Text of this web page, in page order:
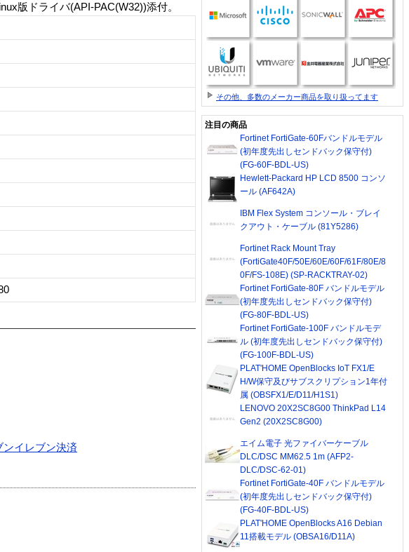
版ドライバ(API-PAC(W32))添付。
ンイレブン決済
その他、多数のメーカー商品を取り扱ってます
注目の商品
Fortinet FortiGate-60Fバンドルモデル
(初年度先出しセンドバック保守付)
(FG-60F-BDL-US)
Hewlett-Packard HP LCD 8500 コンソ
ール (AF642A)
IBM Flex System コンソール・ブレイ
クアウト・ケーブル (81Y5286)
Fortinet Rack Mount Tray
(FortiGate40F/50E/60E/60F/61F/80E/8
0F/FS-108E) (SP-RACKTRAY-02)
Fortinet FortiGate-80F バンドルモデル
(初年度先出しセンドバック保守付)
(FG-80F-BDL-US)
Fortinet FortiGate-100F バンドルモデ
ル (初年度先出しセンドバック保守付)
(FG-100F-BDL-US)
PLAT'HOME OpenBlocks IoT FX1/E
H/W保守及びサブスクリプション1年付
属 (OBSFX1/E/D11/H1S1)
LENOVO 20X2SC8G00 ThinkPad L14
Gen2 (20X2SC8G00)
エイム電子 光ファイバーケーブル
DLC/DSC MM62.5 1m (AFP2-
DLC/DSC-62-01)
Fortinet FortiGate-40F バンドルモデル
(初年度先出しセンドバック保守付)
(FG-40F-BDL-US)
PLAT'HOME OpenBlocks A16 Debian
11搭載モデル (OBSA16/D11A)